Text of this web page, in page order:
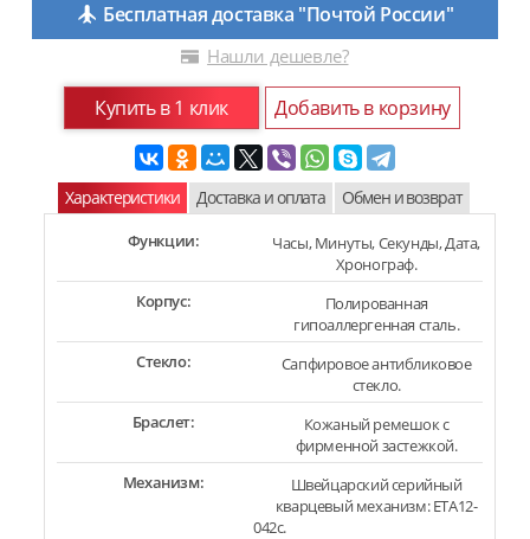
Бесплатная доставка "Почтой России"
Нашли дешевле?
Купить в 1 клик Добавить в корзину
Характеристики Доставка и оплата Обмен и возврат
Функции:
Часы, Минуты, Секунды, Дата,
Хронограф.
Корпус:
Полированная
гипоаллергенная сталь.
Стекло:
Сапфировое антибликовое
стекло.
Браслет:
Кожаный ремешок с
фирменной застежкой.
Механизм:
Швейцарский серийный
кварцевый механизм: ETA12-
042c.